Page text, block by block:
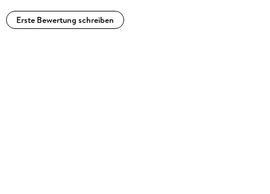
Erste Bewertung schreiben